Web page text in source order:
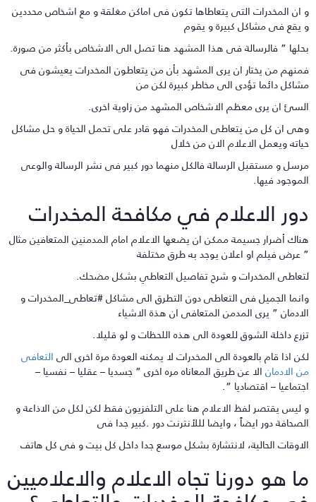
ان المخدرات التى يتعاطاها تكون فى اماكن مغلقة و مع اشخاص محددين
يقع فى مشاكل كبيرة و يقوم
” فالرسالة فى هذا المشهد هنا تصل الى الاشخاص بأكثر من صورة.
من يختار ان يرى المشهد بأن من يتعاطون المخدرات يعيشون فى
دائما تؤدى الى مخاطر كبيرة لكن من
ان يرى معظم الاشخاص المشهد من زاوية اخرى.
ان كل من يتعاطى المخدرات فهو قادر على تحمل الحياة و حل مشاكل
ويعمل الاعلام الان من خلال
و مستقبل الرسالة فالكل منهما دور كبير فى نشر الرسالة والوعى
فيها.
الاعلام في مكافحة المخدرات
أضرار جسيمة ممكن ان يضعها الاعلام امام المدمنين المتعافين مثال
عرض فيلم او اعلان يوجد به طرق مختلفة
المخدرات و شرح تفاصيل التعاطي بشكل مضحك.
الجميل فى التعاطى دون التطرق الى مشاكل #تعاطى_المخدرات و
” يرى المدمن المتعافى ان هذة الاشياء
داخلة الشوق للعودة الى هذه اللحظات و لو قليلا.
اذا قام بالعودة الى المخدرات لا يمكنه العودة مرة اخرى الىالتعافى
الادمانالا عن طريق المعاناه مره اخرى ” جسديا – عقليا – نفسيا –
– اقتصاديا “.
ليس يقتصر لفظ الاعلام هنا على التلفزيون فقط لكن لكل من الاذاعة و
دور ايضاً ، وايضا لللأنترنت دور .كبير جدا فى
الحالية، لانتشارة بشكل موسع جدا داخل كل بيت و فى كل هاتف
هو دورنا تجاه الاعلام والاعلاميين